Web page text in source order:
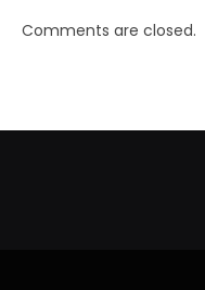
Comments are closed.